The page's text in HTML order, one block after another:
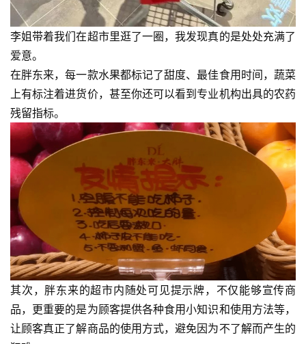
李姐带着我们在超市里逛了一圈，我发现真的是处处充满了
爱意。
在胖东来，每一款水果都标记了甜度、最佳食用时间，蔬菜
上有标注着进货价，甚至你还可以看到专业机构出具的农药
残留指标。
其次，胖东来的超市内随处可见提示牌，不仅能够宣传商
品，更重要的是为顾客提供各种食用小知识和使用方法等，
让顾客真正了解商品的使用方式，避免因为不了解而产生的